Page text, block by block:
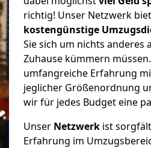
richtig! Unser Netzwerk
kostengünstige
Sie sich um nichts anderes
Zuhause kümmern
umfangreiche Erfahrung
jeglicher Größenordnung
wir für jedes Budget eine
Unser Netzwerk ist
Erfahrung im